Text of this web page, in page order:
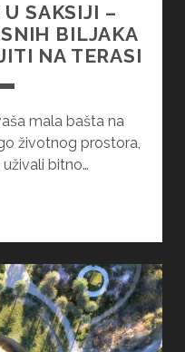
U SAKSIJI –
BILJAKA
NA TERASI
mala bašta na
životnog prostora,
bitno…